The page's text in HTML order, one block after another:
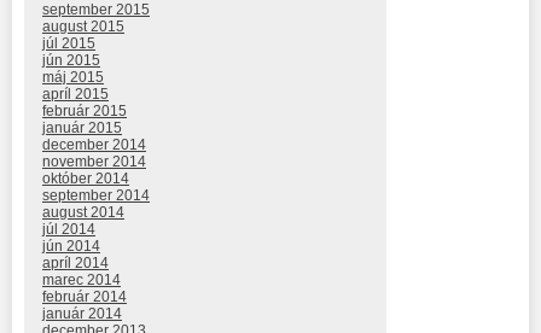
september 2015
august 2015
júl 2015
jún 2015
máj 2015
apríl 2015
február 2015
január 2015
december 2014
november 2014
október 2014
september 2014
august 2014
júl 2014
jún 2014
apríl 2014
marec 2014
február 2014
január 2014